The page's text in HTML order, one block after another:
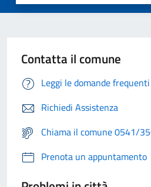
Contatta il comune
Leggi le domande frequenti
Richiedi Assistenza
Chiama il comune 0541/
Prenota un appuntamento